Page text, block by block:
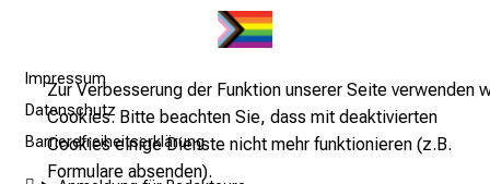
Zur Verbesserung der Funktion unserer Seite verwenden
Cookies. Bitte beachten Sie, dass mit deaktivierten
Cookies einige Dienste nicht mehr funktionieren (z.B.
Formulare absenden).
Impressum
Datenschutz
Barrierefreiheitserklärung